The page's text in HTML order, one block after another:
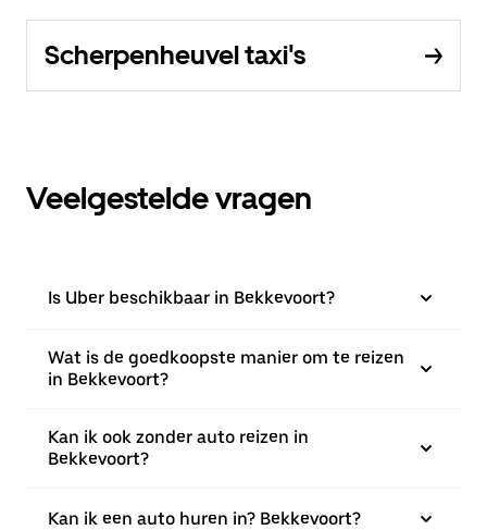
Scherpenheuvel taxi's
Veelgestelde vragen
Is Uber beschikbaar in Bekkevoort?
Wat is de goedkoopste manier om te reizen
in Bekkevoort?
Kan ik ook zonder auto reizen in
Bekkevoort?
Kan ik een auto huren in? Bekkevoort?